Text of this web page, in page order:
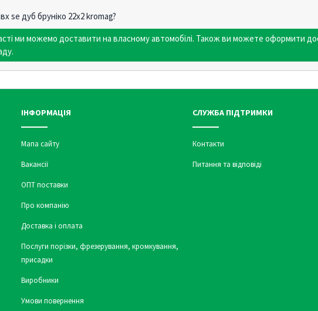
se дуб бруніко 22х2 kromag?
ми можемо доставити на власному автомобілі. Також ви можете оформити
ІНФОРМАЦІЯ
Мапа сайту
Вакансії
ОПТ поставки
Про компанію
Доставка і оплата
Послуги порізки, фрезерування, кромкування,
присадки
Виробники
Умови повернення
СЛУЖБА ПІДТРИМКИ
Контакти
Питання та відповіді